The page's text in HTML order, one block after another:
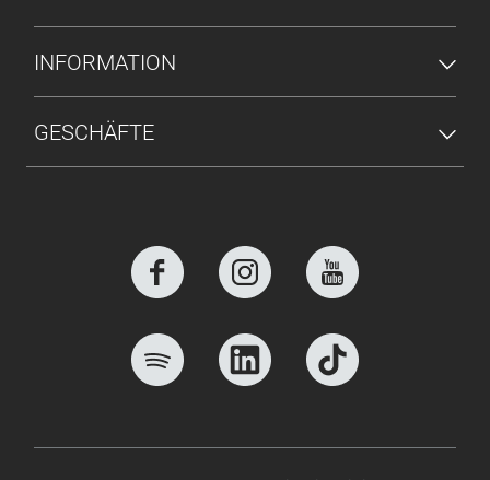
INFORMATION
GESCHÄFTE